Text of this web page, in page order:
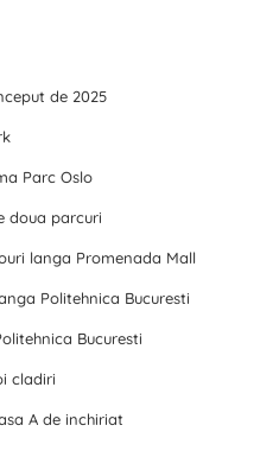
de 2025
Parc Oslo
doua parcuri
langa Promenada Mall
Politehnica Bucuresti
Bucuresti
cladiri
A de inchiriat